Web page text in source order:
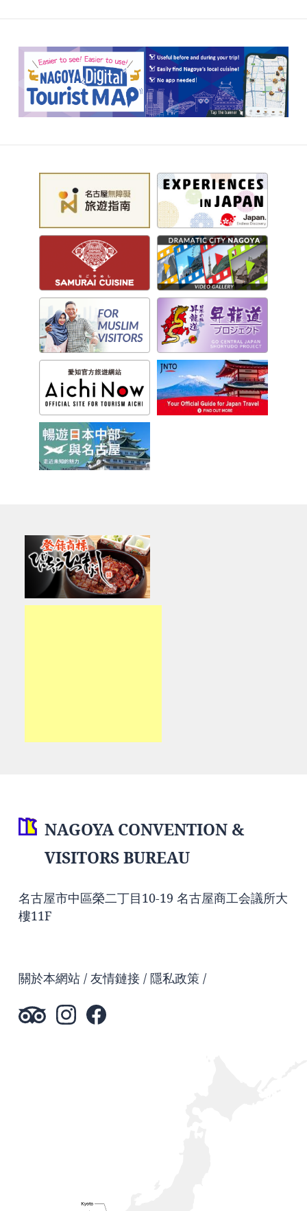
NAGOYA CONVENTION &
VISITORS BUREAU
名古屋市中區榮二丁目10-19 名古屋商工会議所大
樓11F
關於本網站 友情鏈接 隱私政策